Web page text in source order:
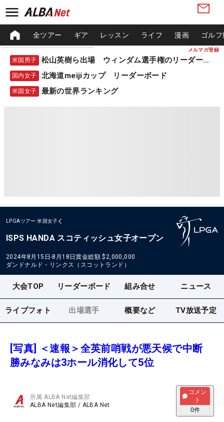
メルマガ登録
全ツアー ギア レッスン ライフ 漫画 ゴル
米国男子 松山英樹ら出場 ウィンダム選手権のリーダーボード
国内女子 北海道meijiカップ リーダーボード
米国女子 最新の世界ランキング
LPGAツアー 米国女子
ISPS HANDA スコティッシュ女子オープン
2024年8月15日-8月18日賞金総額 $2,000,000
ダンドナルド・リンクス（スコットランド）
大会TOP リーダーボード 組み合せ ニュース
ライブフォト 出場選手 概要など TV放送予定
[写真] ＜速報＞全英前哨戦が悪天候で中断
勝みなみは3ホール消化して5位
所属ALBA Net編集部
ALBA Net編集部 / ALBA Net
コメン
ト
0件